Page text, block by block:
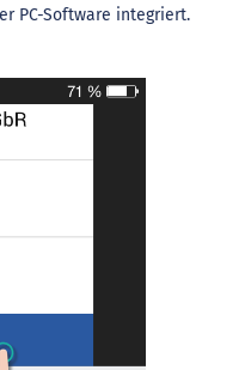
PC-Software integriert.